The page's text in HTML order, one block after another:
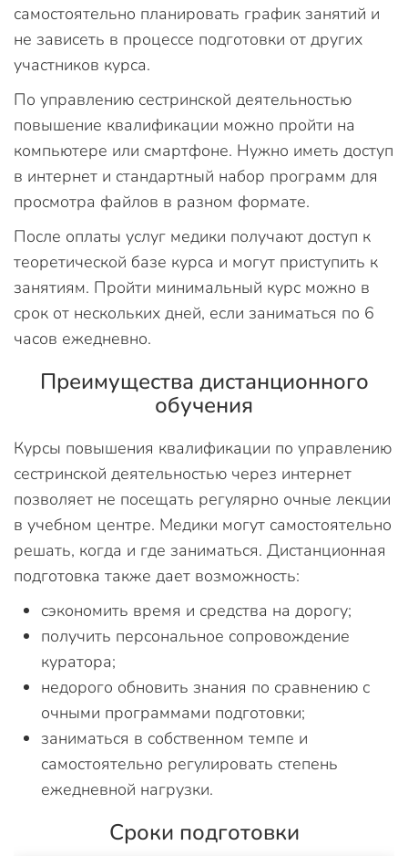
самостоятельно планировать график занятий и
не зависеть в процессе подготовки от других
участников курса.
По управлению сестринской деятельностью
повышение квалификации можно пройти на
компьютере или смартфоне. Нужно иметь доступ
в интернет и стандартный набор программ для
просмотра файлов в разном формате.
После оплаты услуг медики получают доступ к
теоретической базе курса и могут приступить к
занятиям. Пройти минимальный курс можно в
срок от нескольких дней, если заниматься по 6
часов ежедневно.
Преимущества дистанционного
обучения
Курсы повышения квалификации по управлению
сестринской деятельностью через интернет
позволяет не посещать регулярно очные лекции
в учебном центре. Медики могут самостоятельно
решать, когда и где заниматься. Дистанционная
подготовка также дает возможность:
сэкономить время и средства на дорогу;
получить персональное сопровождение
куратора;
недорого обновить знания по сравнению с
очными программами подготовки;
заниматься в собственном темпе и
самостоятельно регулировать степень
ежедневной нагрузки.
Сроки подготовки